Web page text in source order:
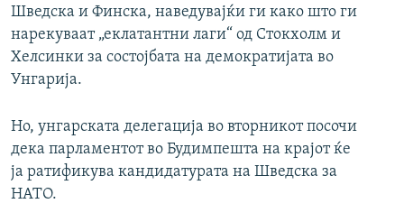
Шведска и Финска, наведувајќи ги како што ги
нарекуваат „еклатантни лаги“ од Стокхолм и
Хелсинки за состојбата на демократијата во
Унгарија.
Но, унгарската делегација во вторникот посочи
дека парламентот во Будимпешта на крајот ќе
ја ратификува кандидатурата на Шведска за
НАТО.